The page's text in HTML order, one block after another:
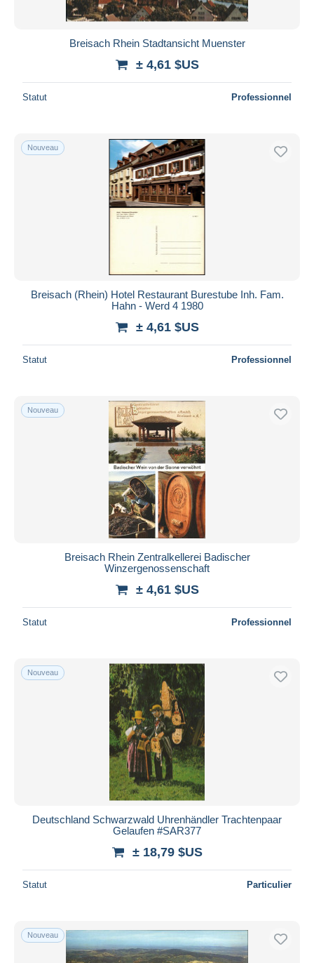
Breisach Rhein Stadtansicht Muenster
± 4,61 $US
Statut Professionnel
Nouveau
Breisach (Rhein) Hotel Restaurant Burestube Inh. Fam.
Hahn - Werd 4 1980
± 4,61 $US
Statut Professionnel
Nouveau
Breisach Rhein Zentralkellerei Badischer
Winzergenossenschaft
± 4,61 $US
Statut Professionnel
Nouveau
Deutschland Schwarzwald Uhrenhändler Trachtenpaar
Gelaufen #SAR377
± 18,79 $US
Statut Particulier
Nouveau